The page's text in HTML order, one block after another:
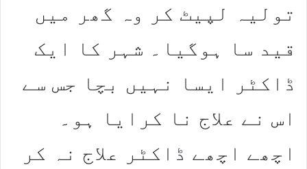
تولیہ لپیٹ کر وہ گھر میں
قید سا ہوگیا۔ شہر کا ایک
ڈاکٹر ایسا نہیں بچا جس سے
اس نے علاج نا کرایا ہو۔
اچھے اچھے ڈاکٹر علاج نہ کر